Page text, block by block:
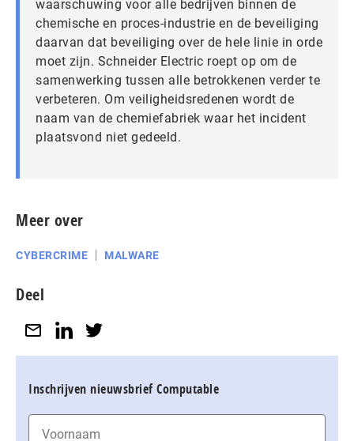
waarschuwing voor alle bedrijven binnen de
chemische en proces-industrie en de beveiliging
daarvan dat beveiliging over de hele linie in orde
moet zijn. Schneider Electric roept op om de
samenwerking tussen alle betrokkenen verder te
verbeteren. Om veiligheidsredenen wordt de
naam van de chemiefabriek waar het incident
plaatsvond niet gedeeld.
Meer over
CYBERCRIME MALWARE
Deel
Inschrijven nieuwsbrief Computable